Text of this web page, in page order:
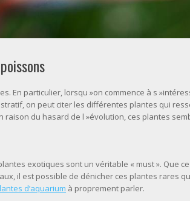
En particulier, lorsqu »on commence à s
on peut citer les différentes plantes qui
du hasard de l »évolution, ces plantes
exotiques sont un véritable « must ». Que
il est possible de dénicher ces plantes rares
d’aquarium à proprement parler.